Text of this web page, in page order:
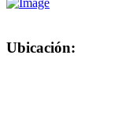
Ubicación: